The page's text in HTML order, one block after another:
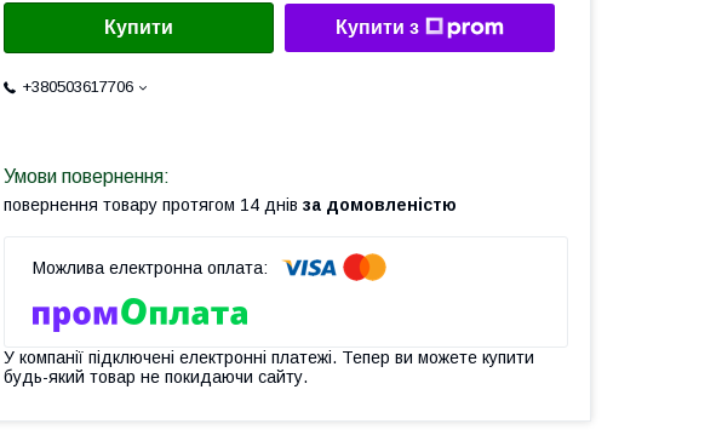
Купити Купити з
+380503617706
повернення товару протягом 14 днів за домовленістю
У компанії підключені електронні платежі. Тепер ви можете купити
будь-який товар не покидаючи сайту.